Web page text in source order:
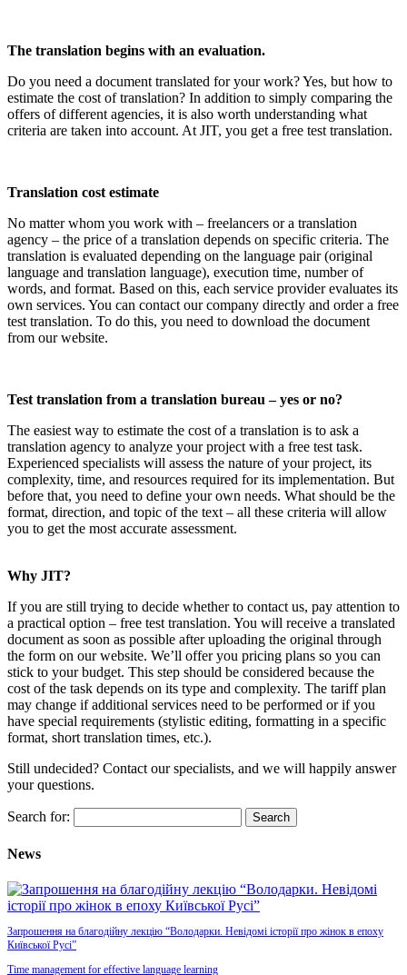
The translation begins with an evaluation.
Do you need a document translated for your work? Yes, but how to
estimate the cost of translation? In addition to simply comparing the
offers of different agencies, it is also worth understanding what
criteria are taken into account. At JIT, you get a free test translation.
Translation cost estimate
No matter whom you work with – freelancers or a translation
agency – the price of a translation depends on specific criteria. The
translation is evaluated depending on the language pair (original
language and translation language), execution time, number of
words, and format. Based on this, each service provider evaluates its
own services. You can contact our company directly and order a free
test translation. To do this, you need to download the document
from our website.
Test translation from a translation bureau – yes or no?
The easiest way to estimate the cost of a translation is to ask a
translation agency to analyze your project with a free test task.
Experienced specialists will assess the nature of your project, its
complexity, time, and resources required for its implementation. But
before that, you need to define your own needs. What should be the
format, direction, and topic of the text – all these criteria will allow
you to get the most accurate assessment.
Why JIT?
If you are still trying to decide whether to contact us, pay attention to
a practical option – free test translation. You will receive a translated
document as soon as possible after uploading the original through
the form on our website. We’ll offer you pricing plans so you can
stick to your budget. This step should be considered because the
cost of the task depends on its type and complexity. The tariff plan
may change if additional services need to be performed or if you
have special requirements (stylistic editing, formatting in a specific
format, short translation times, etc.).
Still undecided? Contact our specialists, and we will happily answer
your questions.
Search for:
News
Запрошення на благодійну лекцію “Володарки. Невідомі історії про жінок в епоху
Київської Русі”
Time management for effective language learning